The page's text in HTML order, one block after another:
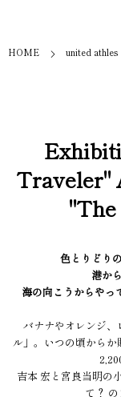
HOME united athles
Traveler"
色とりどり
港か
海の向こうからやっ
バナナやオレンジ
ル」。いつの頃から
吉本 宏と宮良当明の
て？